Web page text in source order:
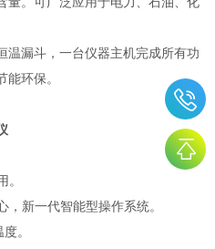
温漏斗，一台仪器主机完成所有功
环保。
。
，新一代智能型操作系统。
。